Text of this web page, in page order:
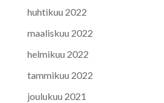
huhtikuu 2022
maaliskuu 2022
helmikuu 2022
tammikuu 2022
joulukuu 2021